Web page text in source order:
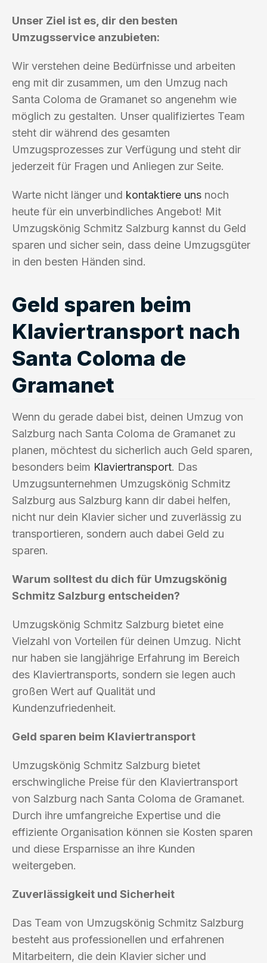
Unser Ziel ist es, dir den besten
Umzugsservice anzubieten:
Wir verstehen deine Bedürfnisse und arbeiten
eng mit dir zusammen, um den Umzug nach
Santa Coloma de Gramanet so angenehm wie
möglich zu gestalten. Unser qualifiziertes Team
steht dir während des gesamten
Umzugsprozesses zur Verfügung und steht dir
jederzeit für Fragen und Anliegen zur Seite.
Warte nicht länger und kontaktiere uns noch
heute für ein unverbindliches Angebot! Mit
Umzugskönig Schmitz Salzburg kannst du Geld
sparen und sicher sein, dass deine Umzugsgüter
in den besten Händen sind.
Geld sparen beim
Klaviertransport nach
Santa Coloma de
Gramanet
Wenn du gerade dabei bist, deinen Umzug von
Salzburg nach Santa Coloma de Gramanet zu
planen, möchtest du sicherlich auch Geld sparen,
besonders beim Klaviertransport. Das
Umzugsunternehmen Umzugskönig Schmitz
Salzburg aus Salzburg kann dir dabei helfen,
nicht nur dein Klavier sicher und zuverlässig zu
transportieren, sondern auch dabei Geld zu
sparen.
Warum solltest du dich für Umzugskönig
Schmitz Salzburg entscheiden?
Umzugskönig Schmitz Salzburg bietet eine
Vielzahl von Vorteilen für deinen Umzug. Nicht
nur haben sie langjährige Erfahrung im Bereich
des Klaviertransports, sondern sie legen auch
großen Wert auf Qualität und
Kundenzufriedenheit.
Geld sparen beim Klaviertransport
Umzugskönig Schmitz Salzburg bietet
erschwingliche Preise für den Klaviertransport
von Salzburg nach Santa Coloma de Gramanet.
Durch ihre umfangreiche Expertise und die
effiziente Organisation können sie Kosten sparen
und diese Ersparnisse an ihre Kunden
weitergeben.
Zuverlässigkeit und Sicherheit
Das Team von Umzugskönig Schmitz Salzburg
besteht aus professionellen und erfahrenen
Mitarbeitern, die dein Klavier sicher und